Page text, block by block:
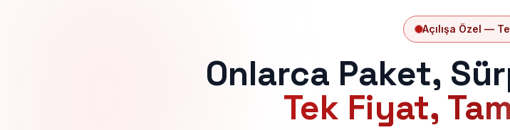
Açılışa Özel —
Onlarca Paket,
Tek Fiyat,